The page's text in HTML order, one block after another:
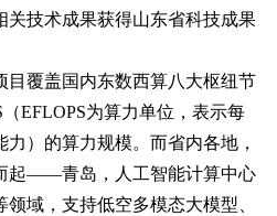
关技术成果获得山东省科技成果
覆盖国内东数西算八大枢纽节
EFLOPS为算力单位，表示每
）的算力规模。而省内各地，
起——青岛，人工智能计算中心
域，支持低空多模态大模型、